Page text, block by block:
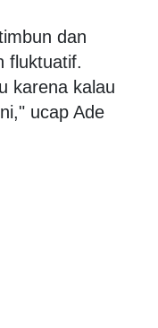
dan
fluktuatif.
karena kalau
ucap Ade